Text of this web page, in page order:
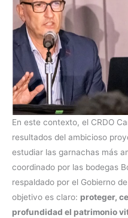
En este contexto, el CRDO
resultados del ambicioso
estudiar las garnachas más
coordinado por las bodegas
respaldado por el Gobierno
objetivo es claro: proteger,
profundidad el patrimonio